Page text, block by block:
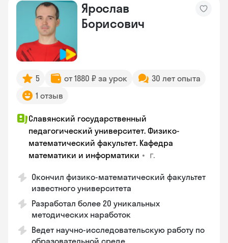
Ярослав
Борисович
5 от 1880 ₽ за урок
30 лет опыта
1 отзыв
Славянский государственный
педагогический университет. Физико-
математический факультет. Кафедра
математики и информатики • г.
Окончил физико-математический факультет
известного университета
Разработал более 20 уникальных
методических наработок
Ведет научно-исследовательскую работу по
образовательной среде